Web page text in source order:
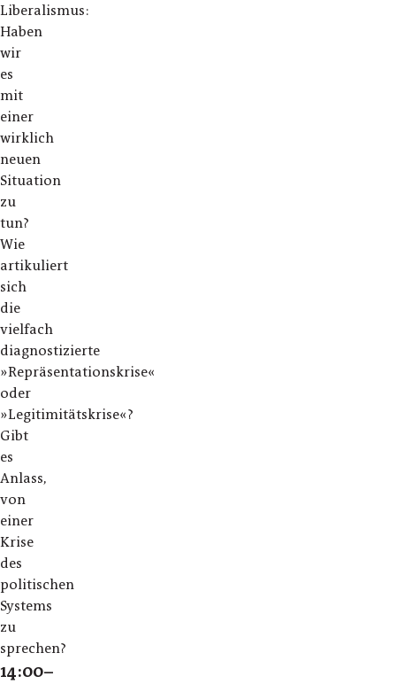
Liberalismus:
Haben
wir
es
mit
einer
wirklich
neuen
Situation
zu
tun?
Wie
artikuliert
sich
die
vielfach
diagnostizierte
»Repräsentationskrise«
oder
»Legitimitätskrise«?
Gibt
es
Anlass,
von
einer
Krise
des
politischen
Systems
zu
sprechen?
14:00–